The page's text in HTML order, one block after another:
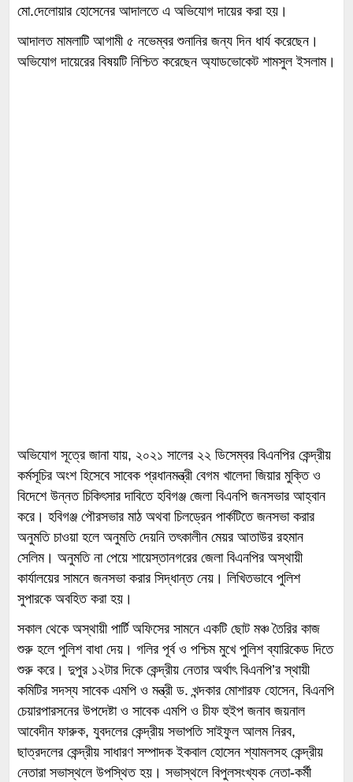
মো.দেলোয়ার হোসেনের আদালতে এ অভিযোগ দায়ের করা হয়।
আদালত মামলাটি আগামী ৫ নভেম্বর শুনানির জন্য দিন ধার্য করেছেন।
অভিযোগ দায়েরের বিষয়টি নিশ্চিত করেছেন অ্যাডভোকেট শামসুল ইসলাম।
অভিযোগ সূত্রে জানা যায়, ২০২১ সালের ২২ ডিসেম্বর বিএনপির কেন্দ্রীয়
কর্মসূচির অংশ হিসেবে সাবেক প্রধানমন্ত্রী বেগম খালেদা জিয়ার মুক্তি ও
বিদেশে উন্নত চিকিৎসার দাবিতে হবিগঞ্জ জেলা বিএনপি জনসভার আহ্বান
করে। হবিগঞ্জ পৌরসভার মাঠ অথবা চিলড্রেন পার্কটিতে জনসভা করার
অনুমতি চাওয়া হলে অনুমতি দেয়নি তৎকালীন মেয়র আতাউর রহমান
সেলিম। অনুমতি না পেয়ে শায়েস্তানগরের জেলা বিএনপির অস্থায়ী
কার্যালয়ের সামনে জনসভা করার সিদ্ধান্ত নেয়। লিখিতভাবে পুলিশ
সুপারকে অবহিত করা হয়।
সকাল থেকে অস্থায়ী পার্টি অফিসের সামনে একটি ছোট মঞ্চ তৈরির কাজ
শুরু হলে পুলিশ বাধা দেয়। গলির পূর্ব ও পশ্চিম মুখে পুলিশ ব্যারিকেড দিতে
শুরু করে। দুপুর ১২টার দিকে কেন্দ্রীয় নেতার অর্থাৎ বিএনপি’র স্থায়ী
কমিটির সদস্য সাবেক এমপি ও মন্ত্রী ড. খন্দকার মোশারফ হোসেন, বিএনপি
চেয়ারপারসনের উপদেষ্টা ও সাবেক এমপি ও চীফ হুইপ জনাব জয়নাল
আবেদীন ফারুক, যুবদলের কেন্দ্রীয় সভাপতি সাইফুল আলম নিরব,
ছাত্রদলের কেন্দ্রীয় সাধারণ সম্পাদক ইকবাল হোসেন শ্যামলসহ কেন্দ্রীয়
নেতারা সভাস্থলে উপস্থিত হয়। সভাস্থলে বিপুলসংখ্যক নেতা-কর্মী